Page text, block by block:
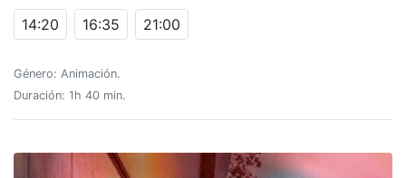
14:20
16:35 21:00
Género: Animación.
Duración: 1h 40 min.